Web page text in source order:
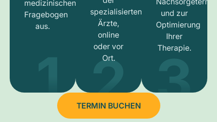
medizinischen
Fragebogen
aus.
1
spezialisierten
Ärzte,
online
oder vor
Ort.
2
und zur
Optimierung
Ihrer
Therapie.
3
TERMIN BUCHEN